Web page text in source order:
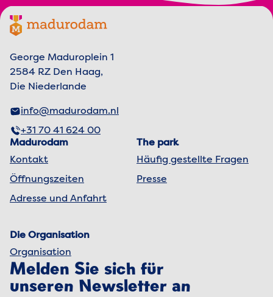
Footer menu
Madurodam-Logo, zur Homepage
George Maduroplein 1
2584 RZ Den Haag,
Die Niederlande
info@madurodam.nl
+31 70 41 624 00
Madurodam
Kontakt
Öffnungszeiten
Adresse und Anfahrt
The park
Häufig gestellte Fragen
Presse
Die Organisation
Organisation
Melden Sie sich für
unseren Newsletter an